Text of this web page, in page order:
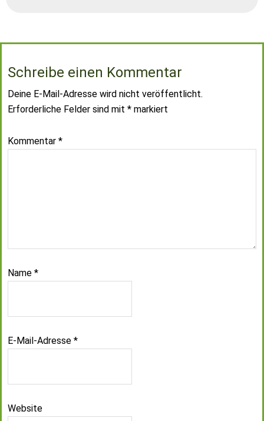
Schreibe einen Kommentar
Deine E-Mail-Adresse wird nicht veröffentlicht.
Erforderliche Felder sind mit * markiert
Kommentar *
Name *
E-Mail-Adresse *
Website